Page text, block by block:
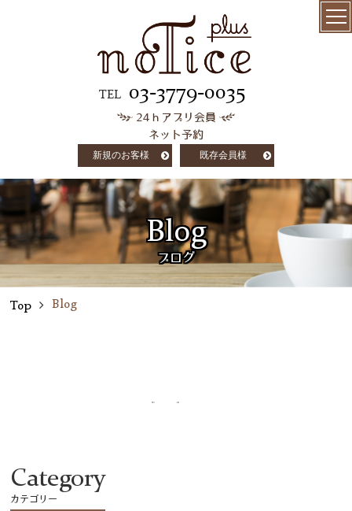
TEL 03-3779-0035
24ｈアプリ会員
ネット予約
新規のお客様 既存会員様
salon info
concept
customer voice
column
Blog
ブログ
Top Blog
Category
カテゴリー